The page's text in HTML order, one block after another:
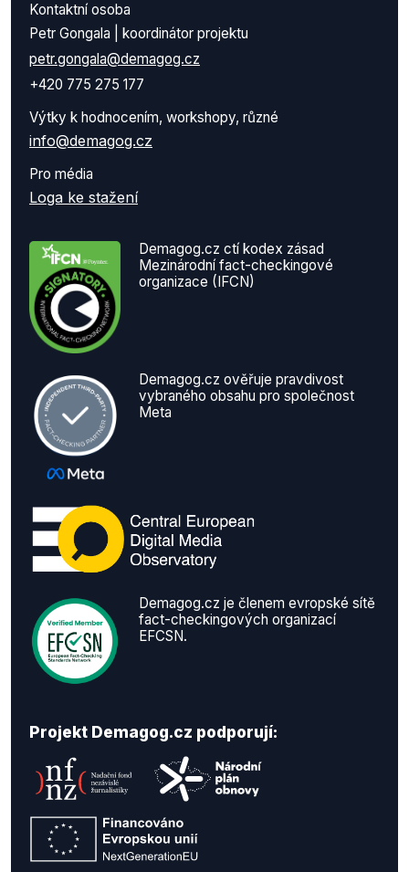
Kontaktní osoba
Petr Gongala | koordinátor projektu
petr.gongala@demagog.cz
+420 775 275 177
Výtky k hodnocením, workshopy, různé
info@demagog.cz
Pro média
Loga ke stažení
Demagog.cz ctí kodex zásad
Mezinárodní fact-checkingové
organizace (IFCN)
Demagog.cz ověřuje pravdivost
vybraného obsahu pro společnost
Meta
Demagog.cz je členem evropské sítě
fact-checkingových organizací
EFCSN.
Projekt Demagog.cz podporují: